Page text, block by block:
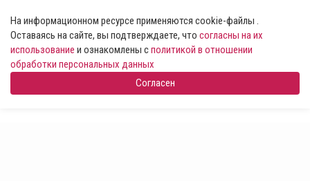
На информационном ресурсе применяются cookie-файлы .
Оставаясь на сайте, вы подтверждаете, что согласны на их
использование и ознакомлены сполитикой в отношении
обработки персональных данных
Согласен